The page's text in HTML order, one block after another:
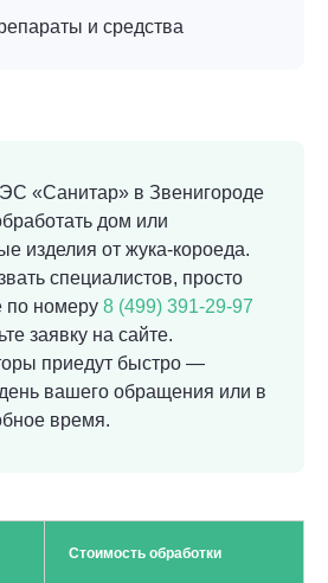
и средства
«Санитар» в Звенигороде
дом или
изделия от жука-короеда.
специалистов, просто
по номеру 8 (499) 391-29-97
заявку на сайте.
приедут быстро —
вашего обращения или в
время.
Стоимость обработки